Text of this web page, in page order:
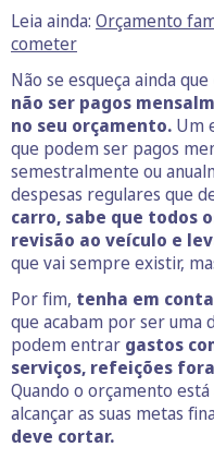
Leia ainda: Orçamento
cometer
Não se esqueça ainda que
não ser pagos
no seu orçamento. Um
que podem ser pagos
semestralmente ou
despesas regulares que
carro, sabe que todos
revisão ao veículo e
que vai sempre existir,
Por fim, tenha em
que acabam por ser uma
podem entrar gastos
serviços, refeições
Quando o orçamento
alcançar as suas metas
deve cortar.